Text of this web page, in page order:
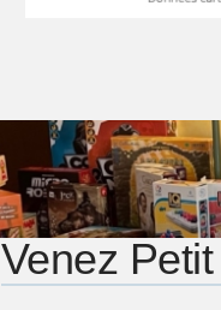
Venez